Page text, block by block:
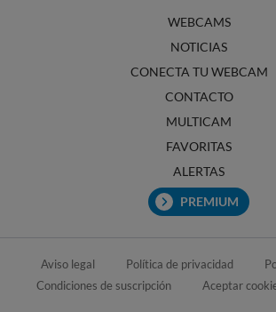
WEBCAMS
NOTICIAS
CONECTA TU WEBCAM
CONTACTO
MULTICAM
FAVORITAS
ALERTAS
PREMIUM
Aviso legal Política de privacidad
Condiciones de suscripción
Aceptar